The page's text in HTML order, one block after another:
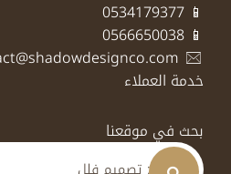
📱 0534179377
📱 0566650038
خدمة العملاء
بحث في موقعنا